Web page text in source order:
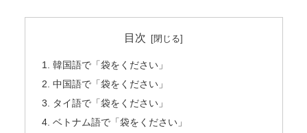
目次
韓国語で「袋をください」
中国語で「袋をください」
タイ語で「袋をください」
ベトナム語で「袋をください」